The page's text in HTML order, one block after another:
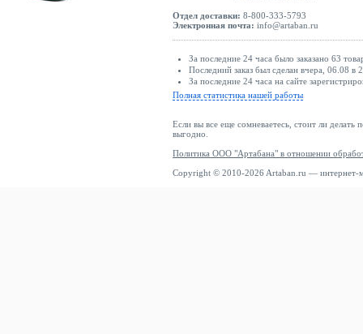
Отдел доставки: 8-800-333-5793
Электронная почта: info@artaban.ru
За последние 24 часа было заказано 63
Последний заказ был сделан вчера, 06.08 в
За последние 24 часа на сайте
Полная статистика нашей работы
Если вы все еще сомневаетесь, стоит ли делать
выгодно.
Политика ООО "Артабана" в отношении
Copyright © 2010-2026 Artaban.ru — интернет-